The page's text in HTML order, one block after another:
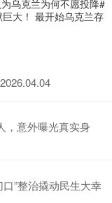
乌克兰为何不愿投降#
大！ 最开始乌克兰存
，意外曝光真实身
”整治撬动民生大幸